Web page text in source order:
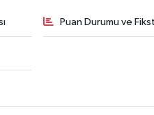
Puan Durumu ve